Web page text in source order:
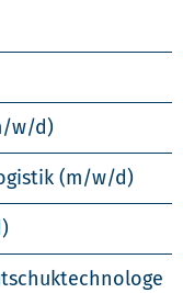
w/d)
(m/w/d)